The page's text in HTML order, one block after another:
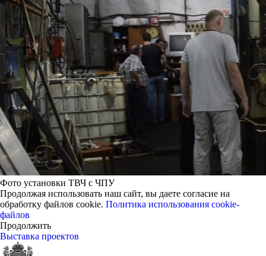
Фото установки ТВЧ с ЧПУ
Продолжая использовать наш сайт, вы даете согласие на
обработку файлов cookie. Политика использования cookie-
файлов
Продолжить
Выставка проектов